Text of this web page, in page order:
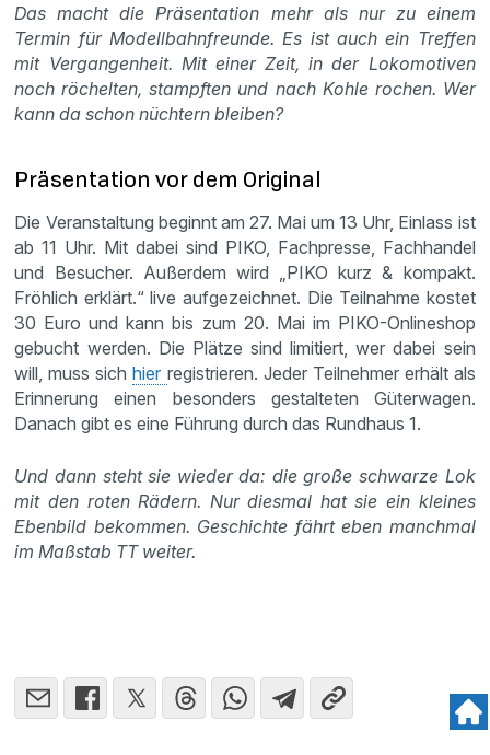
Das macht die Präsentation mehr als nur zu einem
Termin für Modellbahnfreunde. Es ist auch ein Treffen
mit Vergangenheit. Mit einer Zeit, in der Lokomotiven
noch röchelten, stampften und nach Kohle rochen. Wer
kann da schon nüchtern bleiben?
Präsentation vor dem Original
Die Veranstaltung beginnt am 27. Mai um 13 Uhr, Einlass ist
ab 11 Uhr. Mit dabei sind PIKO, Fachpresse, Fachhandel
und Besucher. Außerdem wird „PIKO kurz & kompakt.
Fröhlich erklärt.“ live aufgezeichnet. Die Teilnahme kostet
30 Euro und kann bis zum 20. Mai im PIKO-Onlineshop
gebucht werden. Die Plätze sind limitiert, wer dabei sein
will, muss sichhier registrieren. Jeder Teilnehmer erhält als
Erinnerung einen besonders gestalteten Güterwagen.
Danach gibt es eine Führung durch das Rundhaus 1.
Und dann steht sie wieder da: die große schwarze Lok
mit den roten Rädern. Nur diesmal hat sie ein kleines
Ebenbild bekommen. Geschichte fährt eben manchmal
im Maßstab TT weiter.